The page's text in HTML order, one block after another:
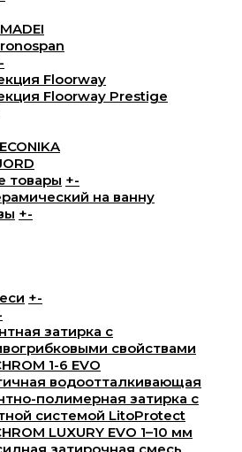
-
Floorway
Floorway Prestige
товары +-
на ванну
+-
+-
затирка с
свойствами
1-6 EVO
водоотталкивающая
полимерная затирка с
системой LitoProtect
LUXURY EVO 1–10 мм